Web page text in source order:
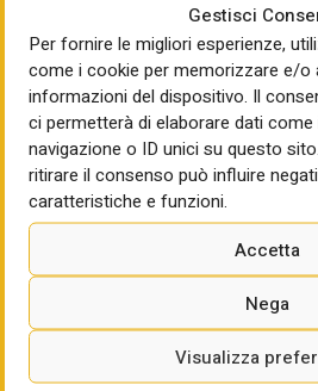
Gestisci
Per fornire le migliori esperienze,
come i cookie per memorizzare e/o
informazioni del dispositivo. Il
ci permetterà di elaborare dati
navigazione o ID unici su questo
ritirare il consenso può influire
caratteristiche e funzioni.
Accetta
Nega
Visualizza
quater dell’Allegato II.4. A partire
le stazioni appaltanti qualificate
un’attenta verifica del tempo medio
presentazione delle offerte e la
tale tempo medio dovesse superare
giorni, scatta l’obbligo di presentare
riorganizzazione, che dovrà
correttive previste (es.
miglioramento della formazione, uso
piattaforme digitali); (ii) gli obiettivi
ridurre i tempi procedurali. ANAC
passivamente il piano, ma ne
richiedere modifiche o integrazioni.